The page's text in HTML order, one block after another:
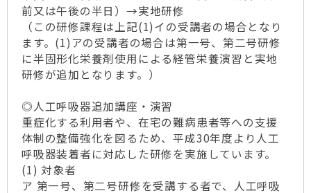
前又は午後の半日）→実地研修
（この研修課程は上記(1)イの受講者の場合となり
ます。(1)アの受講者の場合は第一号、第二号研修
に半固形化栄養剤使用による経管栄養演習と実地
研修が追加となります。）
◎人工呼吸器追加講座・演習
重症化する利用者や、在宅の難病患者等への支援
体制の整備強化を図るため、平成30年度より人工
呼吸器装着者に対応した研修を実施しています。
(1) 対象者
ア 第一号、第二号研修を受講する者で、人工呼吸